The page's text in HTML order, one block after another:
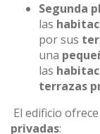
Segunda
las
por sus
una
las
terrazas
El edificio
privadas: